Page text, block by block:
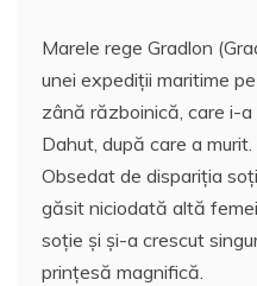
Marele rege Gradlon
unei expediţii maritime
zână războinică, care i-
Dahut, după care a murit.
Obsedat de dispariţia
găsit niciodată altă
soţie şi şi-a crescut
prinţesă magnifică.